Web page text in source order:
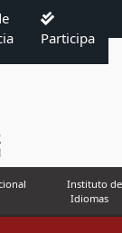
Participa
Instituto de
Idiomas